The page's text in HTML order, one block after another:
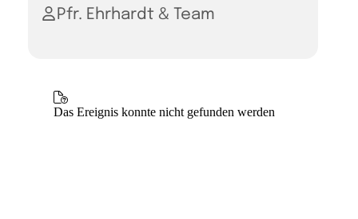
Pfr. Ehrhardt & Team